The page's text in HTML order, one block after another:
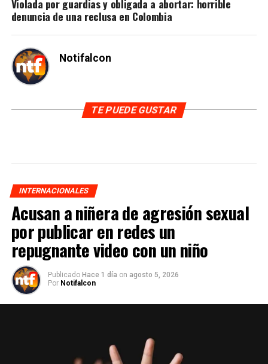
Violada por guardias y obligada a abortar: horrible
denuncia de una reclusa en Colombia
Notifalcon
TE PUEDE GUSTAR
INTERNACIONALES
Acusan a niñera de agresión sexual
por publicar en redes un
repugnante video con un niño
Publicado Hace 1 día on agosto 5, 2026
Por Notifalcon